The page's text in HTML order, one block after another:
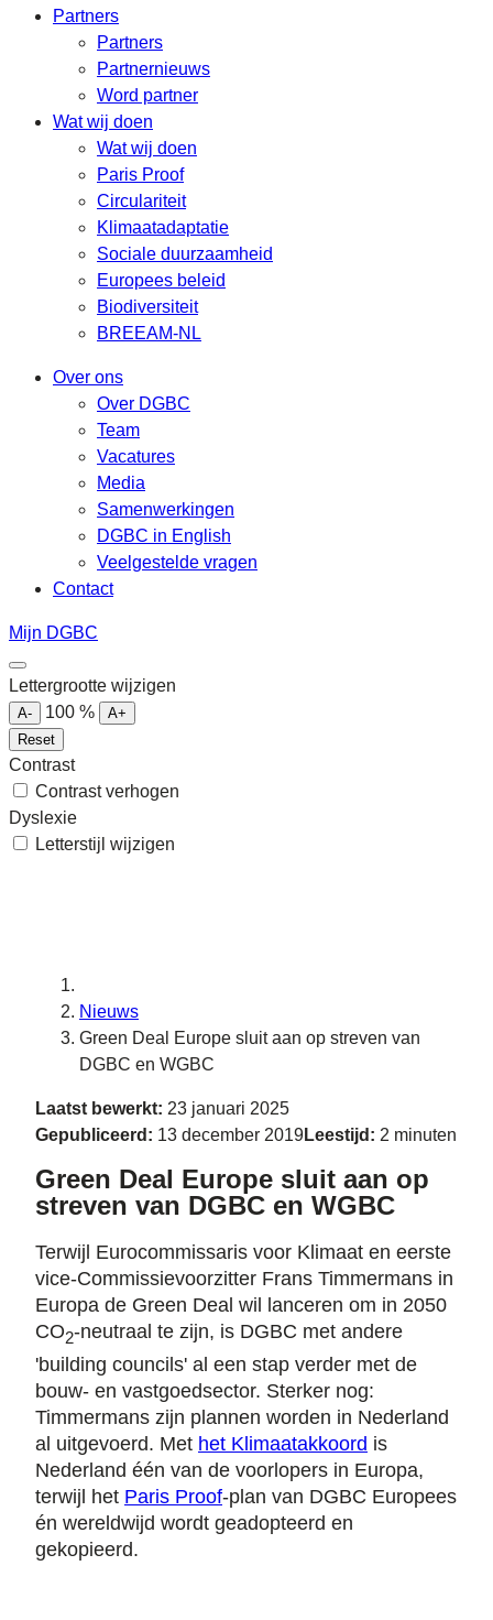
Partners
Partners
Partnernieuws
Word partner
Wat wij doen
Wat wij doen
Paris Proof
Circulariteit
Klimaatadaptatie
Sociale duurzaamheid
Europees beleid
Biodiversiteit
BREEAM-NL
Over ons
Over DGBC
Team
Vacatures
Media
Samenwerkingen
DGBC in English
Veelgestelde vragen
Contact
Mijn DGBC
Lettergrootte wijzigen
A- 100 %
A+
Reset
Contrast
Contrast verhogen
Dyslexie
Letterstijl wijzigen
Nieuws
Green Deal Europe sluit aan op streven van
DGBC en WGBC
Laatst bewerkt: 23 januari 2025
Gepubliceerd: 13 december 2019Leestijd: 2 minuten
Green Deal Europe sluit aan op
streven van DGBC en WGBC
Terwijl Eurocommissaris voor Klimaat en eerste
vice-Commissievoorzitter Frans Timmermans in
Europa de Green Deal wil lanceren om in 2050
CO2-neutraal te zijn, is DGBC met andere
'building councils' al een stap verder met de
bouw- en vastgoedsector. Sterker nog:
Timmermans zijn plannen worden in Nederland
al uitgevoerd. Met het Klimaatakkoord is
Nederland één van de voorlopers in Europa,
terwijl het Paris Proof-plan van DGBC Europees
én wereldwijd wordt geadopteerd en
gekopieerd.